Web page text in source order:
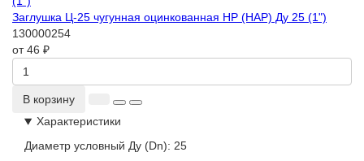
Заглушка Ц-25 чугунная оцинкованная НР (НАР) Ду 25 (1")
130000254
от 46 ₽
В корзину
Характеристики
Диаметр условный Ду (Dn): 25